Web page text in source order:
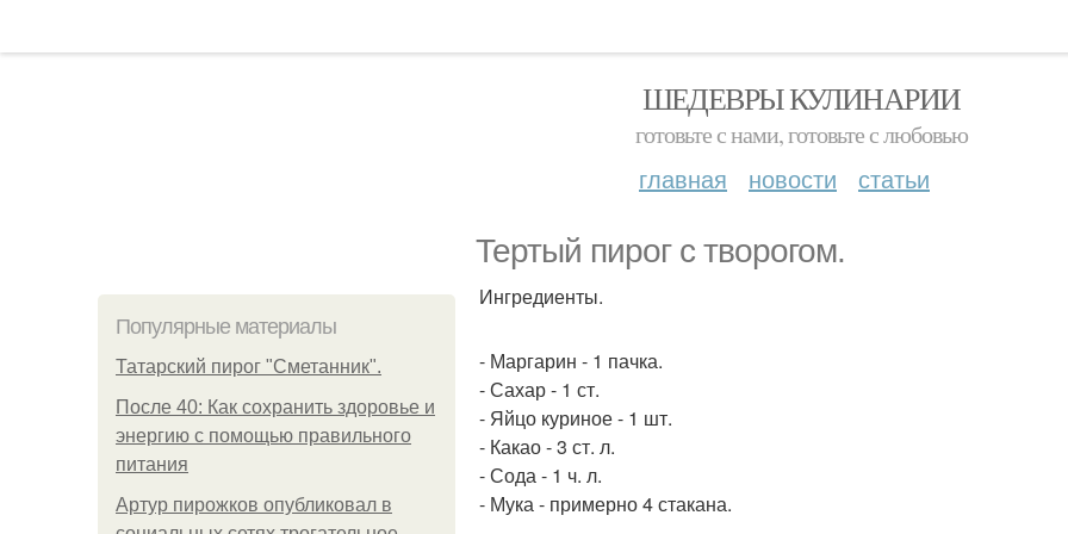
ШЕДЕВРЫ КУЛИНАРИИ
готовьте с нами, готовьте с любовью
главная новости статьи
Тертый пирог с творогом.
Популярные материалы
Татарский пирог "Сметанник".
После 40: Как сохранить здоровье и
энергию с помощью правильного
питания
Артур пирожков опубликовал в
Ингредиенты.
- Маргарин - 1 пачка.
- Сахар - 1 ст.
- Яйцо куриное - 1 шт.
- Какао - 3 ст. л.
- Сода - 1 ч. л.
- Мука - примерно 4 стакана.